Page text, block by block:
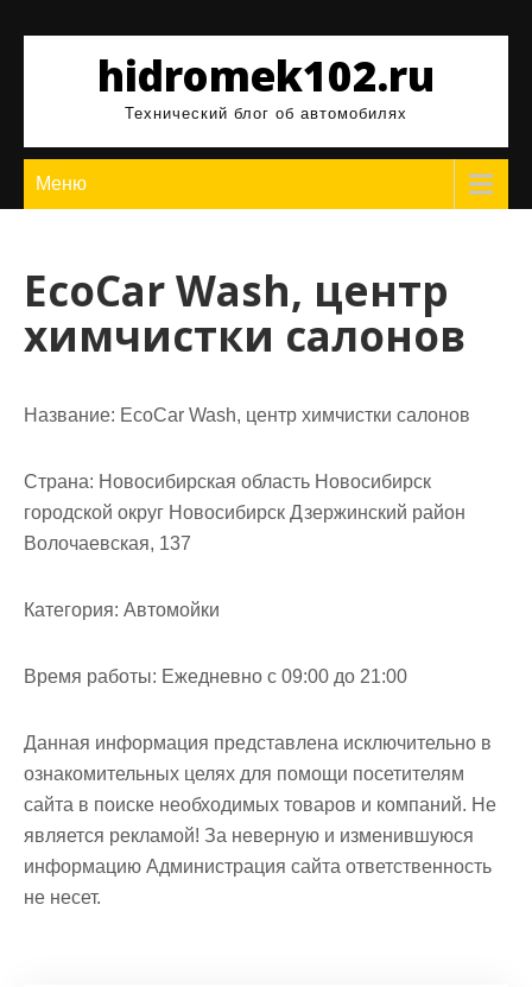
содержимомуhidromek102.ru
Технический блог об автомобилях
Меню
EcoCar Wash, центр
химчистки салонов
Название: EcoCar Wash, центр химчистки салонов
Страна: Новосибирская область Новосибирск
городской округ Новосибирск Дзержинский район
Волочаевская, 137
Категория: Автомойки
Время работы: Ежедневно с 09:00 до 21:00
Данная информация представлена исключительно в
ознакомительных целях для помощи посетителям
сайта в поиске необходимых товаров и компаний. Не
является рекламой! За неверную и изменившуюся
информацию Администрация сайта ответственность
не несет.